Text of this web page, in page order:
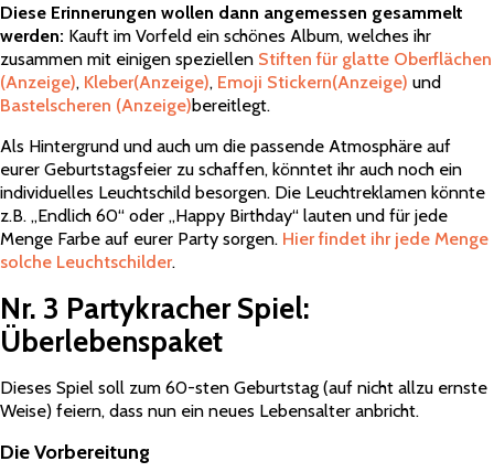
Diese Erinnerungen wollen dann angemessen gesammelt
werden: Kauft im Vorfeld ein schönes Album, welches ihr
zusammen mit einigen speziellen Stiften für glatte Oberflächen
(Anzeige), Kleber(Anzeige), Emoji Stickern(Anzeige) und
Bastelscheren (Anzeige)bereitlegt.
Als Hintergrund und auch um die passende Atmosphäre auf
eurer Geburtstagsfeier zu schaffen, könntet ihr auch noch ein
individuelles Leuchtschild besorgen. Die Leuchtreklamen könnte
z.B. „Endlich 60“ oder „Happy Birthday“ lauten und für jede
Menge Farbe auf eurer Party sorgen. Hier findet ihr jede Menge
solche Leuchtschilder.
Nr. 3 Partykracher Spiel:
Überlebenspaket
Dieses Spiel soll zum 60-sten Geburtstag (auf nicht allzu ernste
Weise) feiern, dass nun ein neues Lebensalter anbricht.
Die Vorbereitung